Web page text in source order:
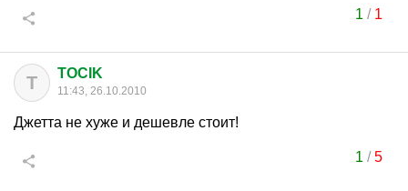
1 / 1
T TOCIK
11:43, 26.10.2010
Джетта не хуже и дешевле стоит!
1 /5